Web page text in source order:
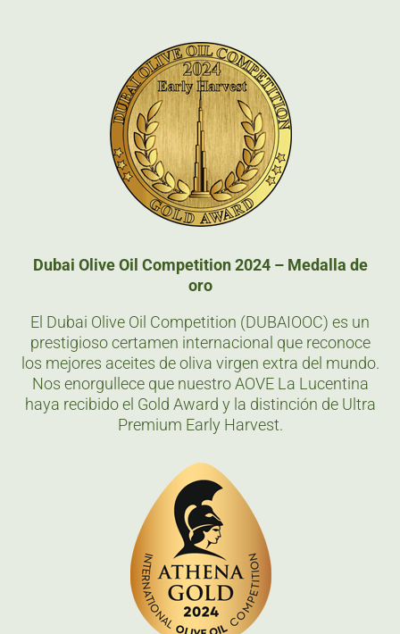
Dubai Olive Oil Competition 2024 – Medalla de
oro
El Dubai Olive Oil Competition (DUBAIOOC) es un
prestigioso certamen internacional que reconoce
los mejores aceites de oliva virgen extra del mundo.
Nos enorgullece que nuestro AOVE La Lucentina
haya recibido el Gold Award y la distinción de Ultra
Premium Early Harvest.